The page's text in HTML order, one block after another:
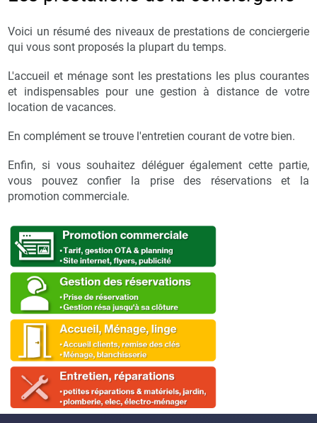
Voici un résumé des niveaux de prestations de conciergerie
qui vous sont proposés la plupart du temps.
L'accueil et ménage sont les prestations les plus courantes
et indispensables pour une gestion à distance de votre
location de vacances.
En complément se trouve l'entretien courant de votre bien.
Enfin, si vous souhaitez déléguer également cette partie,
vous pouvez confier la prise des réservations et la
promotion commerciale.